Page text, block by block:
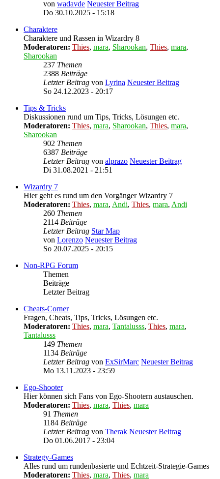
von wadavde Neuester Beitrag
Do 30.10.2025 - 15:18
Charaktere
Charaktere und Rassen in Wizardry 8
Moderatoren: Thies, mara, Sharookan, Thies, mara,
Sharookan
237 Themen
2388 Beiträge
Letzter Beitrag von Lyrina Neuester Beitrag
So 24.12.2023 - 20:17
Tips & Tricks
Diskussionen rund um Tips, Tricks, Lösungen etc.
Moderatoren: Thies, mara, Sharookan, Thies, mara,
Sharookan
902 Themen
6387 Beiträge
Letzter Beitrag von alprazo Neuester Beitrag
Di 31.08.2021 - 21:51
Wizardry 7
Hier geht es rund um den Vorgänger Wizardry 7
Moderatoren: Thies, mara, Andi, Thies, mara, Andi
260 Themen
2114 Beiträge
Letzter Beitrag Star Map
von Lorenzo Neuester Beitrag
So 20.07.2025 - 20:15
Non-RPG Forum
Themen
Beiträge
Letzter Beitrag
Cheats-Corner
Fragen, Cheats, Tips, Tricks, Lösungen etc.
Moderatoren: Thies, mara, Tantalusss, Thies, mara,
Tantalusss
149 Themen
1134 Beiträge
Letzter Beitrag von ExSirMarc Neuester Beitrag
Mo 13.11.2023 - 23:59
Ego-Shooter
Hier können sich Fans von Ego-Shootern austauschen.
Moderatoren: Thies, mara, Thies, mara
91 Themen
1184 Beiträge
Letzter Beitrag von Therak Neuester Beitrag
Do 01.06.2017 - 23:04
Strategy-Games
Alles rund um rundenbasierte und Echtzeit-Strategie-Games
Moderatoren: Thies, mara, Thies, mara